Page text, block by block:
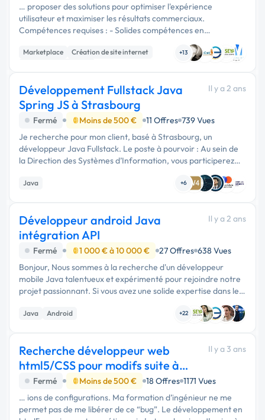
… proposer des solutions pour optimiser l'expérience
utilisateur et maximiser les résultats commerciaux.
Compétences requises : - Solides compétences en
développement logiciel et maîtrise des langages de
programmation pertinents (par exemple, …
Marketplace
Création de site internet
+13
Développement Fullstack Java
Spring JS à Strasbourg
Il y a 2 ans
Fermé Moins de 500 € 11 Offres 739 Vues
Je recherche pour mon client, basé à Strasbourg, un
développeur Java Fullstack. Le poste à pourvoir : Au sein de
la Direction des Systèmes d’Information, vous participerez
activement à la conception, au développement et à
l'évolution des …
Java +6
Développeur android Java
intégration API
Il y a 2 ans
Fermé 1 000 € à 10 000 € 27 Offres 638 Vues
Bonjour, Nous sommes à la recherche d'un développeur
mobile Java talentueux et expérimenté pour rejoindre notre
projet passionnant. Si vous avez une solide expertise dans le
développement d'applications mobiles Android en utilisant
Java, …
Java Android +22
Recherche développeur web
html5/CSS pour modifs suite à
Bug sur site
Il y a 3 ans
Fermé Moins de 500 € 18 Offres 1171 Vues
… ions de configurations. Ma formation d’ingénieur ne me
permet pas de me libérer de ce “bug”. Le développement en